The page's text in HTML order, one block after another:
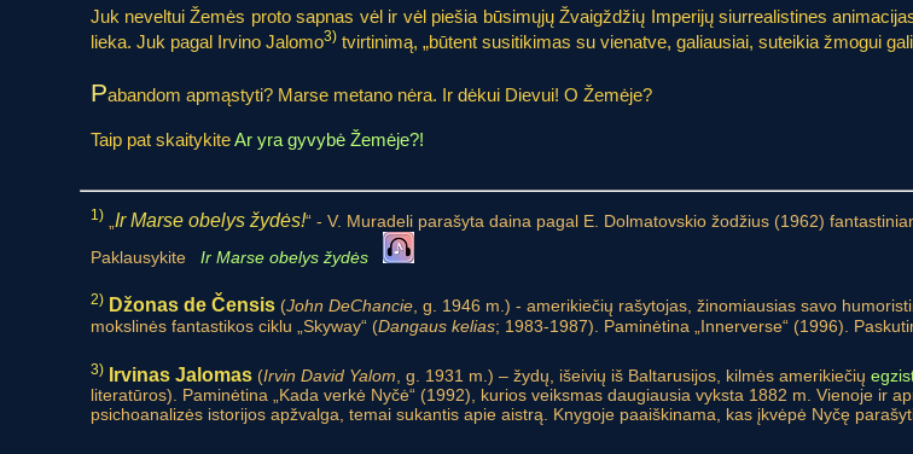
Juk neveltui Žemės proto sapnas vėl ir vėl piešia būsimųjų Žvaigždžių Imperijų siurrealistines
lieka. Juk pagal Irvino Jalomo3)tvirtinimą, „būtent susitikimas su vienatve, galiausiai, suteikia žmogui
Pabandom apmąstyti? Marse metano nėra. Ir dėkui Dievui! O Žemėje?
Taip pat skaitykiteAr yra gyvybė Žemėje?!
1)„ Ir Marse obelys žydės!“ - V. Muradeli parašyta daina pagal E. Dolmatovskio žodžius (1962)
Paklausykite Ir Marse obelys žydės
2) Džonas de Čensis(John DeChancie, g. 1946 m.) - amerikiečių rašytojas, žinomiausias savo
mokslinės fantastikos ciklu „Skyway“ (Dangaus kelias; 1983-1987). Paminėtina „Innerverse“ (1996).
3) Irvinas Jalomas(Irvin David Yalom , g. 1931 m.) – žydų, išeivių iš Baltarusijos, kilmės amerikiečių
literatūros). Paminėtina „Kada verkė Nyčė“ (1992), kurios veiksmas daugiausia vyksta 1882 m. Vienoje ir
psichoanalizės istorijos apžvalga, temai sukantis apie aistrą. Knygoje paaiškinama, kas įkvėpė Nyčę